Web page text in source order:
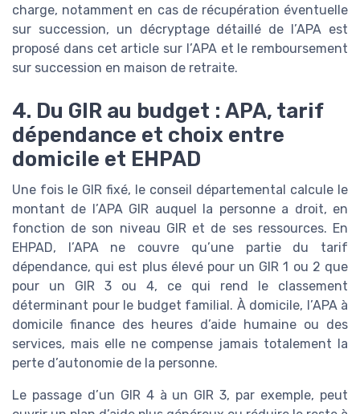
charge, notamment en cas de récupération éventuelle
sur succession, un décryptage détaillé de l’APA est
proposé dans cet article sur l’APA et le remboursement
sur succession en maison de retraite.
4. Du GIR au budget : APA, tarif
dépendance et choix entre
domicile et EHPAD
Une fois le GIR fixé, le conseil départemental calcule le
montant de l’APA GIR auquel la personne a droit, en
fonction de son niveau GIR et de ses ressources. En
EHPAD, l’APA ne couvre qu’une partie du tarif
dépendance, qui est plus élevé pour un GIR 1 ou 2 que
pour un GIR 3 ou 4, ce qui rend le classement
déterminant pour le budget familial. À domicile, l’APA à
domicile finance des heures d’aide humaine ou des
services, mais elle ne compense jamais totalement la
perte d’autonomie de la personne.
Le passage d’un GIR 4 à un GIR 3, par exemple, peut